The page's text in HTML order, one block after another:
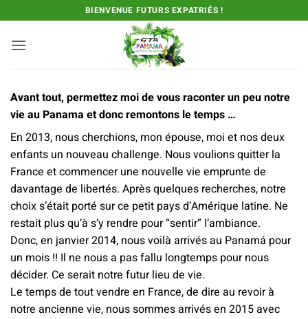
au
contenu
BIENVENUE FUTURS EXPATRIÉS !
Avant tout, permettez moi de vous raconter un peu notre
vie au Panama et donc remontons le temps …
En 2013, nous cherchions, mon épouse, moi et nos deux
enfants un nouveau challenge. Nous voulions quitter la
France et commencer une nouvelle vie emprunte de
davantage de libertés. Après quelques recherches, notre
choix s’était porté sur ce petit pays d’Amérique latine. Ne
restait plus qu’à s’y rendre pour “sentir” l’ambiance.
Donc, en janvier 2014, nous voilà arrivés au Panamá pour
un mois !! Il ne nous a pas fallu longtemps pour nous
décider. Ce serait notre futur lieu de vie.
Le temps de tout vendre en France, de dire au revoir à
notre ancienne vie, nous sommes arrivés en 2015 avec